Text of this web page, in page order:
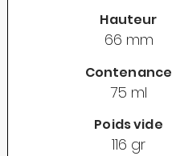
Hauteur
66 mm
Contenance
75 ml
Poids vide
116 gr